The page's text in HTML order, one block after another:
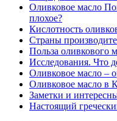
Оливковое масло
плохое?
Кислотность
Страны
Польза оливкового
Исследования. Что
Оливковое масло –
Оливковое масло в
Заметки и
Настоящий